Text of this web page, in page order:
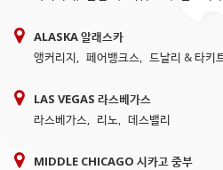
ALASKA 알래스카
앵커리지, 페어뱅크스, 드날리 & 타키
LAS VEGAS 라스베가스
라스베가스, 리노, 데스밸리
MIDDLE CHICAGO 시카고 중부